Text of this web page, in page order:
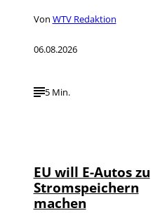
Von WTV Redaktion
06.08.2026
5 Min.
EU will E-Autos zu
Stromspeichern
machen